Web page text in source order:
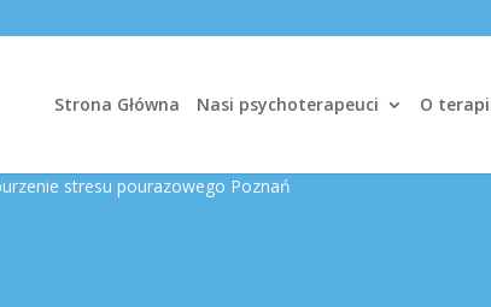
Strona Główna Nasi psychoterapeuci O
stresu pourazowego Poznań